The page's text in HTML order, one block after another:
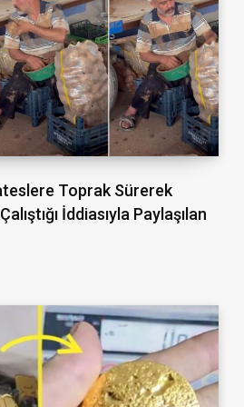
Toprak Sürerek
İddiasıyla Paylaşılan